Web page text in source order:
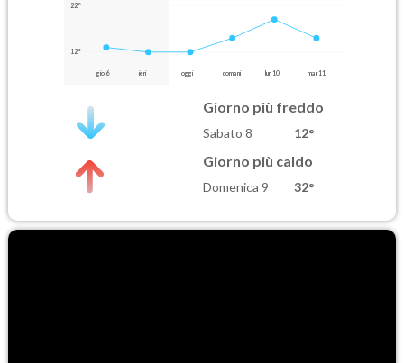
22°
12°
gio 6 ieri oggi domani lun 10 mar 11
Giorno più freddo
Sabato 8 12°
Giorno più caldo
Domenica 9 32°